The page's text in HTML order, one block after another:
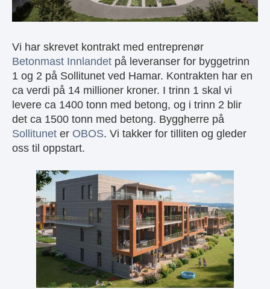
Vi har skrevet kontrakt med entreprenør
Betonmast Innlandet på leveranser for byggetrinn
1 og 2 på Sollitunet ved Hamar. Kontrakten har en
ca verdi på 14 millioner kroner. I trinn 1 skal vi
levere ca 1400 tonn med betong, og i trinn 2 blir
det ca 1500 tonn med betong. Byggherre på
Sollitunet er OBOS. Vi takker for tilliten og gleder
oss til oppstart.